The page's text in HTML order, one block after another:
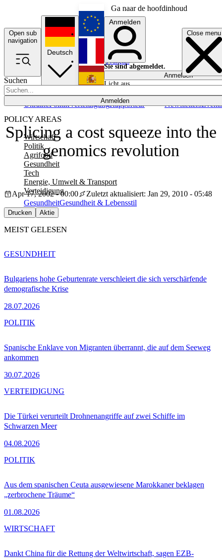
Ga naar de hoofdinhoud
Open sub
navigation
Close menu
Suchen
Anmelden
POLICY AREAS
Wirtschaft
Politik
Agrifood
Gesundheit
Tech
Energie, Umwelt & Transport
Verteidigung
UkrainePolitikVerteidigungRapporteur NewslettersEvents
Deutsch
English
Français
Anmelden
Sie sind abgemeldet.
Anmelden
Licht aus
Splicing a cost squeeze into the
genomics revolution
Apr 17, 2002 - 00:00
Zuletzt aktualisiert: Jan 29, 2010 - 05:48
GesundheitGesundheit & Lebensstil
Drucken Aktie
MEIST GELESEN
Bulgariens hohe Geburtenrate verschleiert die sich verschärfende
demografische Krise
28.07.2026
GESUNDHEIT
Spanische Enklave von Migranten überrannt, die auf dem Seeweg
ankommen
30.07.2026
POLITIK
Die Türkei verurteilt Drohnenangriffe auf zwei Schiffe im
Schwarzen Meer
04.08.2026
VERTEIDIGUNG
Aus dem spanischen Ceuta ausgewiesene Marokkaner beklagen
„zerbrochene Träume“
01.08.2026
POLITIK
Dankt China für die Rettung der Weltwirtschaft, sagen EZB-
WIRTSCHAFT